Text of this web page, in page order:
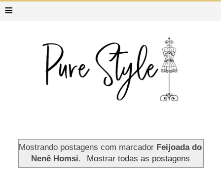
≡
Mostrando postagens com marcador Feijoada do
Nenê Homsi. Mostrar todas as postagens